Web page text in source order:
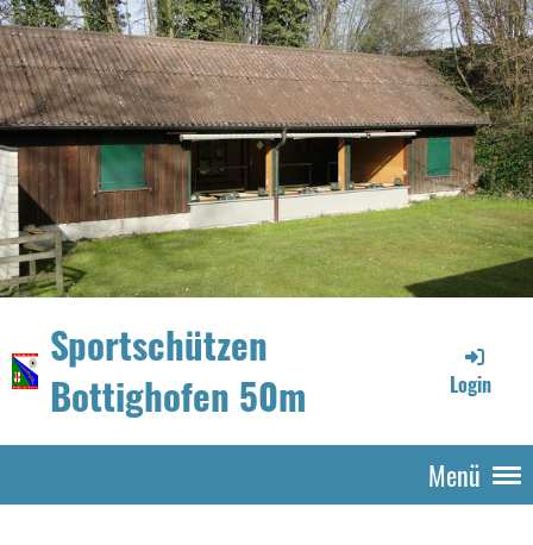
Sportschützen
Bottighofen 50m
Login
Menü